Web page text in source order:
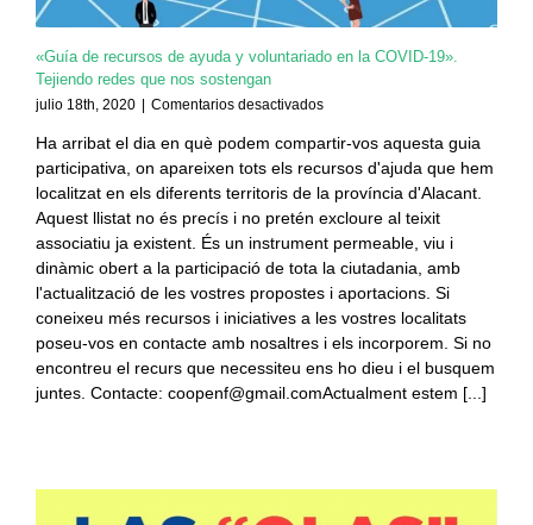
«Guía de recursos de ayuda y voluntariado en la COVID-19».
Tejiendo redes que nos sostengan
julio 18th, 2020 Comentarios desactivadosen
de
recursos
de
ayuda
voluntariado
en
la
COVID-
19».
Tejiendo
que
Ha arribat el dia en què podem compartir-vos aquesta guia
participativa, on apareixen tots els recursos d'ajuda que hem
localitzat en els diferents territoris de la província d'Alacant.
Aquest llistat no és precís i no pretén excloure al teixit
associatiu ja existent. És un instrument permeable, viu i
dinàmic obert a la participació de tota la ciutadania, amb
l'actualització de les vostres propostes i aportacions. Si
coneixeu més recursos i iniciatives a les vostres localitats
poseu-vos en contacte amb nosaltres i els incorporem. Si no
encontreu el recurs que necessiteu ens ho dieu i el busquem
juntes. Contacte: coopenf@gmail.comActualment estem [...]